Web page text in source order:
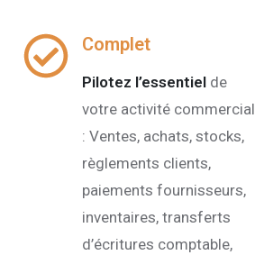
Complet
Pilotez l’essentiel de
votre activité commercial
: Ventes, achats, stocks,
règlements clients,
paiements fournisseurs,
inventaires, transferts
d’écritures comptable,